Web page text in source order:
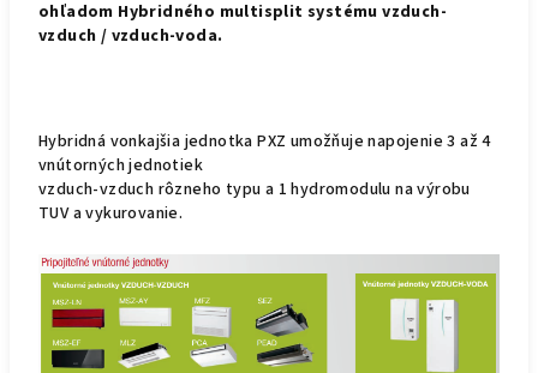
ohľadom Hybridného multisplit systému vzduch-
vzduch / vzduch-voda.
Hybridná vonkajšia jednotka PXZ umožňuje napojenie 3 až 4
vnútorných jednotiek
vzduch-vzduch rôzneho typu a 1 hydromodulu na výrobu
TUV a vykurovanie.